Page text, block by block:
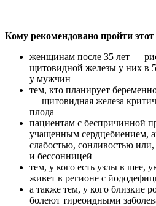
Кому рекомендовано пройти этот
женщинам после 35 лет —
щитовидной железы у них в
у мужчин
тем, кто планирует
— щитовидная железа
плода
пациентам с беспричинной
учащенным сердцебиением,
слабостью, сонливостью
и бессонницей
тем, у кого есть узлы в шее,
живет в регионе с
а также тем, у кого близкие
болеют тиреоидными